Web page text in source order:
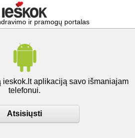
ir pramogų portalas
ieskok.lt aplikaciją savo išmaniajam
telefonui.
Atsisiųsti